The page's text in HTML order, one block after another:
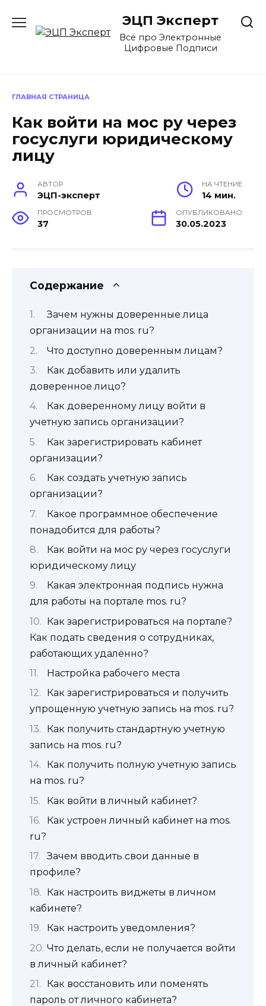
содержанию
ЭЦП Эксперт
Всё про Электронные
Цифровые Подписи
ГЛАВНАЯ СТРАНИЦА
Как войти на мос ру через
госуслуги юридическому
лицу
АВТОР
ЭЦП-эксперт
НА ЧТЕНИЕ
14 мин.
ПРОСМОТРОВ
37
ОПУБЛИКОВАНО
30.05.2023
Содержание
Зачем нужны доверенные лица
организации на mos. ru?
Что доступно доверенным лицам?
Как добавить или удалить
доверенное лицо?
Как доверенному лицу войти в
учетную запись организации?
Как зарегистрировать кабинет
организации?
Как создать учетную запись
организации?
Какое программное обеспечение
понадобится для работы?
Как войти на мос ру через госуслуги
юридическому лицу
Какая электронная подпись нужна
для работы на портале mos. ru?
Как зарегистрироваться на портале?
Как подать сведения о сотрудниках,
работающих удалённо?
Настройка рабочего места
Как зарегистрироваться и получить
упрощенную учетную запись на mos. ru?
Как получить стандартную учетную
запись на mos. ru?
Как получить полную учетную запись
на mos. ru?
Как войти в личный кабинет?
Как устроен личный кабинет на mos.
ru?
Зачем вводить свои данные в
профиле?
Как настроить виджеты в личном
кабинете?
Как настроить уведомления?
Что делать, если не получается войти
в личный кабинет?
Как восстановить или поменять
пароль от личного кабинета?